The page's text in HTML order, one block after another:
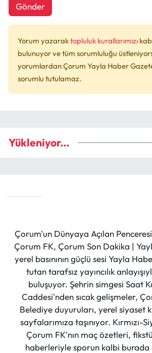
Gönder
Yorum yazaraktopluluk kurallarımızı
bulunuyor ve tüm sorumluluğu
yorumlardan Çorum Yayla Haber
sorumlu tutulamaz.
Yükleniyor...
Çorum'un Dünyaya Açılan
Çorum FK, Çorum Son Dakika |
yerel basınının güçlü sesi Yayla
tutan tarafsız yayıncılık
buluşuyor. Şehrin simgesi Saat
Caddesi'nden sıcak gelişmeler,
Belediye duyuruları, yerel siyaset
sayfalarımıza taşınıyor. Kırmızı-
Çorum FK'nın maç özetleri,
haberleriyle sporun kalbi burada